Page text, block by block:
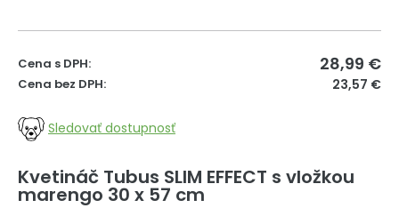
Cena s DPH: 28,99 €
Cena bez DPH: 23,57 €
Sledovať dostupnosť
Kvetináč Tubus SLIM EFFECT s vložkou
marengo 30 x 57 cm